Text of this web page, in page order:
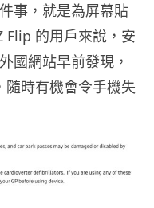
事，就是為屏幕貼
Flip 的用戶來說，安
國網站早前發現，
時有機會令手機失